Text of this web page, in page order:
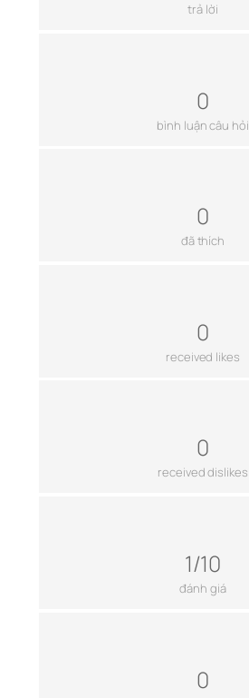
trả lời
0
bình luận câu hỏi
0
đã thích
0
received likes
0
received dislikes
1/10
đánh giá
0